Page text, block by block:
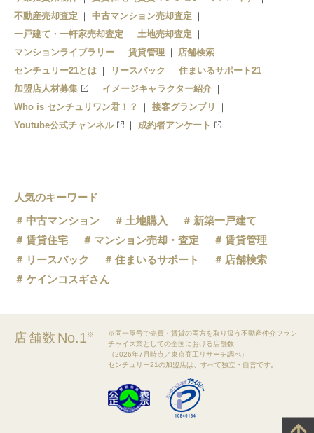
不動産売却査定
中古マンション売却査定
一戸建て・一軒家売却査定
土地売却査定
マンションライブラリー
賃貸管理
店舗検索
センチュリー21とは
リースバック
住まいるサポート21
加盟店人材募集
イメージキャラクター紹介
Who is センチュリワン君！？
接客グランプリ
Youtube公式チャンネル
成約者アンケート
人気のキーワード
中古マンション
土地購入
新築一戸建て
賃貸住宅
マンション売却・査定
賃貸管理
リースバック
住まいるサポート
店舗検索
ケインコスギさん
店舗数 No.1※
※同一屋号で売買・賃貸の両方を取り扱う不動産仲介フラン
チャイズ業としての全国における店舗数
（2026年7月時点／東京商工リサーチ調べ）
センチュリー21の加盟店は、すべて独立・自営です。